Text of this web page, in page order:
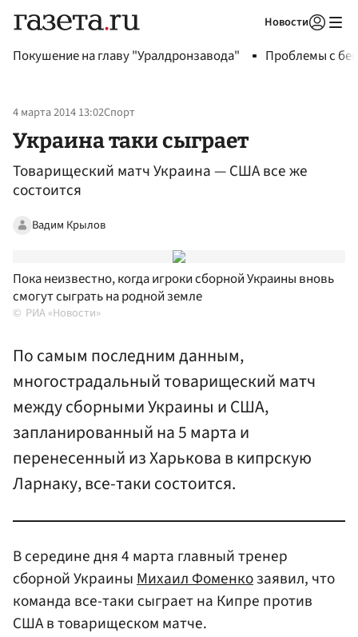
Новости
Покушение на главу "Уралдронзавода" Проблемы с
4 марта 2014 13:02Спорт
Украина таки сыграет
Товарищеский матч Украина — США все же
состоится
Вадим Крылов
Пока неизвестно, когда игроки сборной Украины вновь
смогут сыграть на родной земле
РИА «Новости»
По самым последним данным,
многострадальный товарищеский матч
между сборными Украины и США,
запланированный на 5 марта и
перенесенный из Харькова в кипрскую
Ларнаку, все-таки состоится.
В середине дня 4 марта главный тренер
сборной УкраиныМихаил Фоменкозаявил, что
команда все-таки сыграет на Кипре против
США в товарищеском матче.